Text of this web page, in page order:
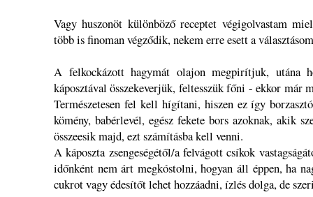
Vagy huszonöt különböző receptet végigolvastam
több is finoman végződik, nekem erre esett a
A felkockázott hagymát olajon megpirítjuk, utána
káposztával összekeverjük, feltesszük főni - ekkor már
Természetesen fel kell hígítani, hiszen ez így
kömény, babérlevél, egész fekete bors azoknak, akik
összeesik majd, ezt számításba kell venni.
A káposzta zsengeségétől/a felvágott csíkok
időnként nem árt megkóstolni, hogyan áll éppen, ha
cukrot vagy édesítőt lehet hozzáadni, ízlés dolga, de